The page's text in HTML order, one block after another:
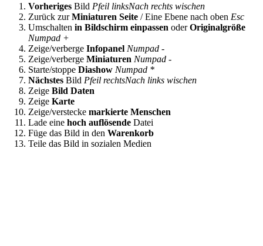
Vorheriges Bild Pfeil linksNach rechts wischen
Zurück zurMiniaturen Seite / Eine Ebene nach oben Esc
Umschalten in Bildschirm einpassen oderOriginalgröße
Numpad +
Zeige/verberge Infopanel Numpad -
Zeige/verberge Miniaturen Numpad -
Starte/stoppe Diashow Numpad *
Nächstes Bild Pfeil rechtsNach links wischen
Zeige Bild Daten
Zeige Karte
Zeige/verstecke markierte Menschen
Lade eine hoch auflösende Datei
Füge das Bild in den Warenkorb
Teile das Bild in sozialen Medien